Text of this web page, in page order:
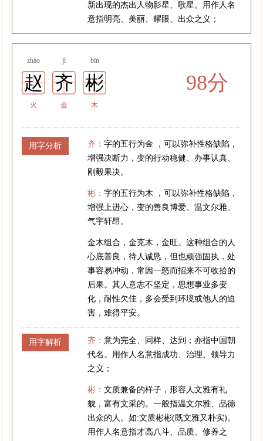
新出现的杰出人物影星、歌星。用作人名
意指明亮、美丽、耀眼、出众之义；
zhào jì bīn
赵 齐 彬
火 金 木
98分
用字分析 齐：字的五行为金 ，可以弥补性格缺陷，
增强决断力，变的行动稳健、办事认真、
刚毅果决。
彬：字的五行为木 ，可以弥补性格缺陷，
增强上进心，变的善良博爱、温文尔雅、
气宇轩昂。
金木组合，金克木，金旺。这种组合的人
心底善良，待人诚恳，但也顽强固执，处
事容易冲动，常因一怒而招来不可收拾的
后果。其人意志不坚定，思想事业多变
化，耐性欠佳，多会受到环境或他人的迫
害，难得平安。
用字解析 齐：意为完全、同样、达到；亦指中国朝
代名。用作人名意指成功、治理、领导力
之义；
彬：文质兼备的样子，形容人文雅有礼
貌，富有文采的。一般指温文尔雅、品德
出众的人。如:文质彬彬(既文雅又朴实)。
用作人名意指才高八斗、品质、修养之